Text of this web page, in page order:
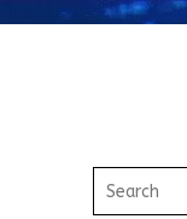
Search